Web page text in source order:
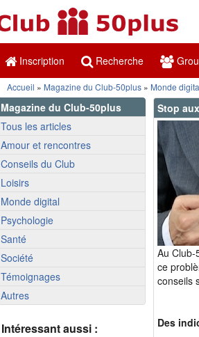
Inscription Recherche
Accueil » Magazine du Club-50plus » Monde
Magazine du Club-50plus
Tous les articles
Amour et rencontres
Conseils du Club
Loisirs
Monde digital
Psychologie
Santé
Société
Témoignages
Autres
Intéressant aussi :
Stop
Au Club-
ce
conseils
Des